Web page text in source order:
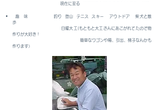
​ 現在に至る
趣 味 釣り 登山 テニス スキー アウトドア 柴犬と散
歩
日曜大工(もともと大工さんにあこがれてたので物
作りが大好き！
簡単なワゴンや箱、引出、梯子なんかも
作ります）